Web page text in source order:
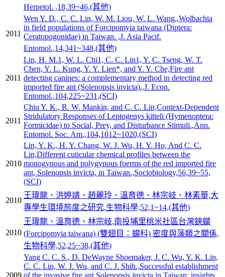
Herpetol. ,18,39~46,(其他)
2011
Wen Y. D., C. C. Lin, W. M. Liou, W. L. Wang.,Wolbachia
in field populations of Forcipomyia taiwana (Diptera:
Ceratopogonidae) in Taiwan. ,J. Asia Pacif.
Entomol.,14,341~348,(其他)
2011
Lin, H. M.1, W. L. Chi1, C. C. Lin1, Y. C. Tseng, W. T.
Chen, Y. L. Kung, Y. Y. Lien*, and Y. Y. Che,Fire ant
detecting canines: a complementary method in detecting red
imported fire ant (Solenopsis invicta).,J. Econ.
Entomol.,104,225~231,(SCI)
2011
Chiu Y. K., R. W. Mankin, and C. C. Lin,Context-Dependent
Stridulatory Responses of Leptogenys kitteli (Hymenoptera:
Formicidae) to Social, Prey, and Disturbance Stimuli.,Ann.
Entomol. Soc. Am.,104,1012~1020,(SCI)
2010
Lin, Y. K., H. Y. Chang, W. J. Wu, H. Y. Ho, And C. C.
Lin,Different cuticular chemical profiles between the
monogynous and polygynous foerms of the red imported fire
ant, Solenopsis invicta, in Taiwan.,Sociobiology,56,39~55,
(SCI)
2010
王瑋龍、洪婷靖、趙麗玲、溫育德、林宗岐、林素華,大
專學生環境態度之研究,生物科學,52,1~14,(其他)
2010
王瑋龍、溫育德、林宗岐,南投埔里桃米社區台灣鋏蠓
(Forcipomyia taiwana) (雙翅目：蠓科) 密度與藻類之關係,
生物科學,52,25~38,(其他)
2009
Yang C. C. S., D. DeWayne Shoemaker, J. C. Wu, Y. K. Lin,
C. C. Lin, W. J. Wu, and C. J. Shih.,Successful establishment
of the invasive fire ant Solenopsis invicta in Taiwan: insights